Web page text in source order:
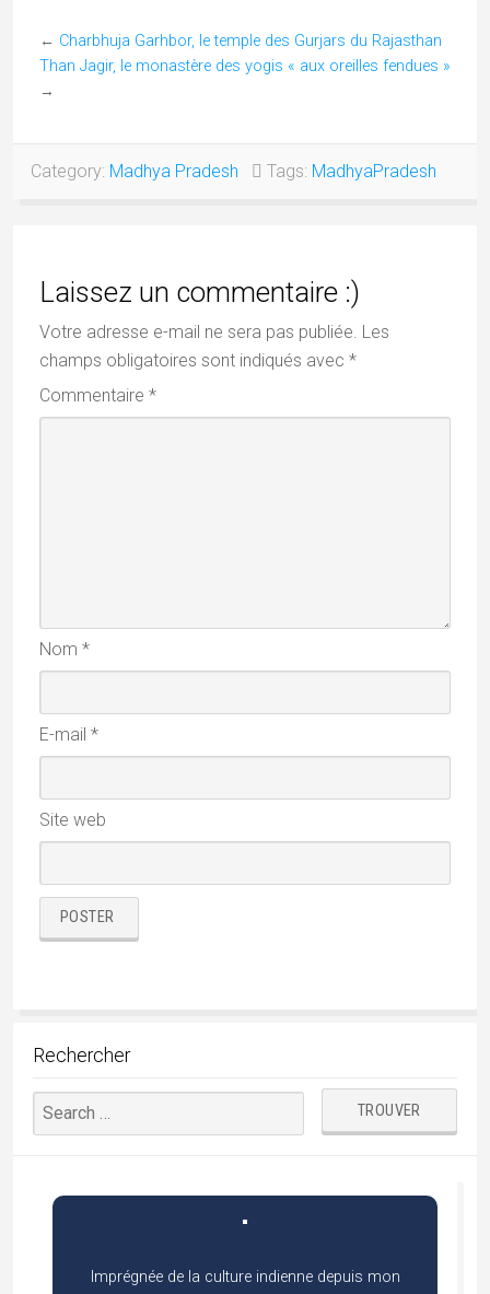
← Charbhuja Garhbor, le temple des Gurjars du Rajasthan
Than Jagir, le monastère des yogis « aux oreilles fendues »
→
Category: Madhya Pradesh Tags: MadhyaPradesh
Laissez un commentaire :)
Votre adresse e-mail ne sera pas publiée. Les
champs obligatoires sont indiqués avec *
Commentaire *
Nom *
E-mail *
Site web
Rechercher
Imprégnée de la culture indienne depuis mon